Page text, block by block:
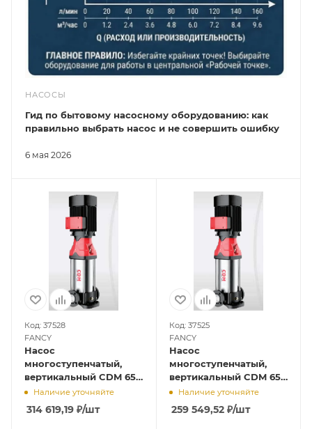
НАСОСЫ
6 мая 2026
Гид по бытовому насосному оборудованию: как
правильно выбрать насос и не совершить ошибку
Код: 37528
FANCY
Насос
многоступенчатый,
вертикальный CDM 65-
5-1 (30кВт, 380В, 65м3/ч,
95м), FANCY
Наличие уточняйте
314 619,19 ₽/шт
Код: 37525
FANCY
Насос
многоступенчатый,
вертикальный CDM 65-
4-1 (22кВт, 380В, 65м3/ч,
73м), FANCY
Наличие уточняйте
259 549,52₽/шт